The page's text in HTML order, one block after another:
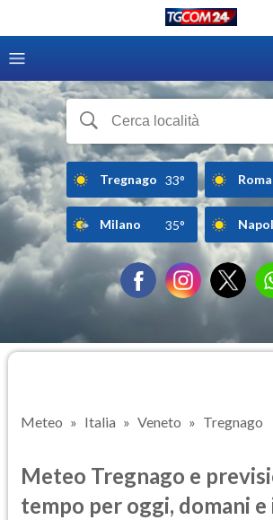
Tregnago 33° Roma
Milano 35°
Meteo Italia Veneto Tregnago
Meteo Tregnago e
tempo per oggi, domani e